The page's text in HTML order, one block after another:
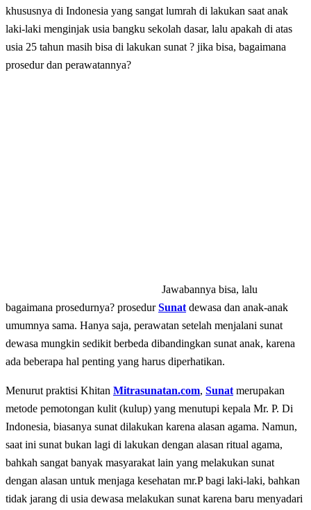
khususnya di Indonesia yang sangat lumrah di lakukan saat anak
laki-laki menginjak usia bangku sekolah dasar, lalu apakah di atas
usia 25 tahun masih bisa di lakukan sunat ? jika bisa, bagaimana
prosedur dan perawatannya?
Jawabannya bisa, lalu
bagaimana prosedurnya? prosedurSunat dewasa dan anak-anak
umumnya sama. Hanya saja, perawatan setelah menjalani sunat
dewasa mungkin sedikit berbeda dibandingkan sunat anak, karena
ada beberapa hal penting yang harus diperhatikan.
Menurut praktisi Khitan Mitrasunatan.com, Sunat merupakan
metode pemotongan kulit (kulup) yang menutupi kepala Mr. P. Di
Indonesia, biasanya sunat dilakukan karena alasan agama. Namun,
saat ini sunat bukan lagi di lakukan dengan alasan ritual agama,
bahkah sangat banyak masyarakat lain yang melakukan sunat
dengan alasan untuk menjaga kesehatan mr.P bagi laki-laki, bahkan
tidak jarang di usia dewasa melakukan sunat karena baru menyadari